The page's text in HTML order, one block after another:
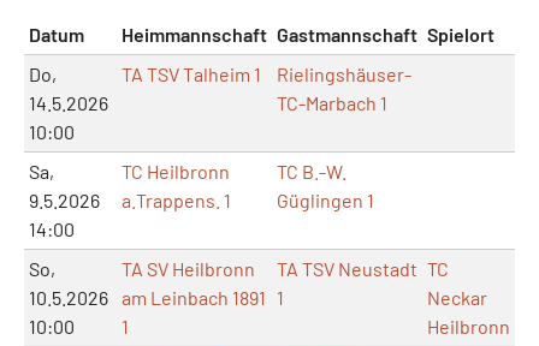
Datum Heimmannschaft Gastmannschaft Spielort
Do,
14.5.2026
10:00
TA TSV Talheim 1
Rielingshäuser-
TC-Marbach 1
Sa,
9.5.2026
14:00
TC Heilbronn
a.Trappens. 1
TC B.-W.
Güglingen 1
So,
10.5.2026
10:00
TA SV Heilbronn
am Leinbach 1891
1
TA TSV Neustadt
1
TC
Neckar
Heilbronn